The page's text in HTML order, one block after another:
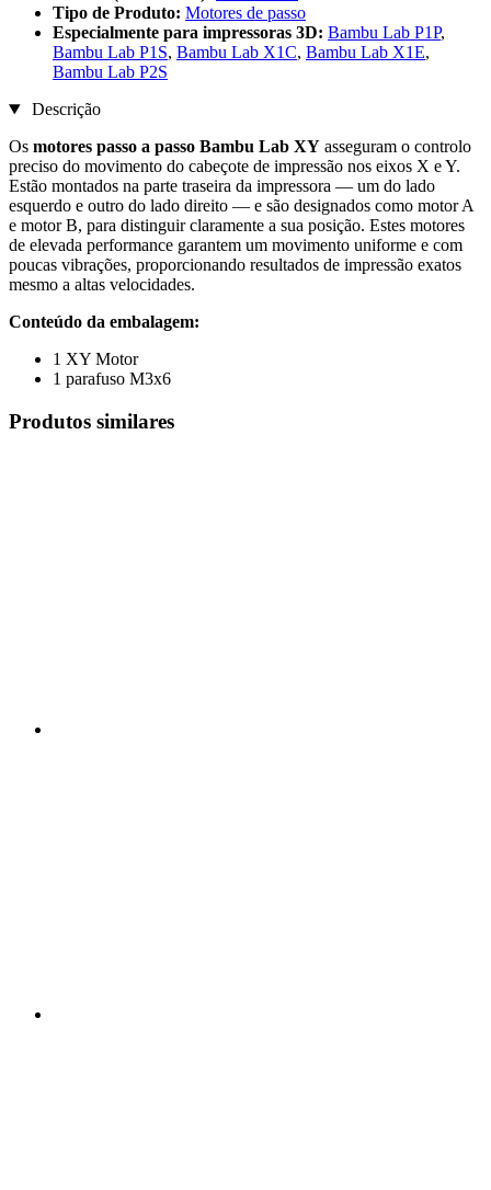
Tipo de Produto: Motores de passo
Especialmente para impressoras 3D: Bambu Lab P1P,
Bambu Lab P1S, Bambu Lab X1C, Bambu Lab X1E,
Bambu Lab P2S
Descrição
Os motores passo a passo Bambu Lab XY asseguram o controlo
preciso do movimento do cabeçote de impressão nos eixos X e Y.
Estão montados na parte traseira da impressora — um do lado
esquerdo e outro do lado direito — e são designados como motor A
e motor B, para distinguir claramente a sua posição. Estes motores
de elevada performance garantem um movimento uniforme e com
poucas vibrações, proporcionando resultados de impressão exatos
mesmo a altas velocidades.
Conteúdo da embalagem:
1 XY Motor
1 parafuso M3x6
Produtos similares